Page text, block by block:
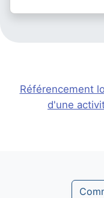
Référencement
d'une